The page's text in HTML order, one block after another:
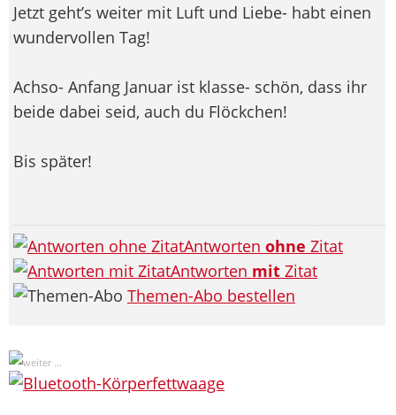
Jetzt geht’s weiter mit Luft und Liebe- habt einen
wundervollen Tag!
Achso- Anfang Januar ist klasse- schön, dass ihr
beide dabei seid, auch du Flöckchen!
Bis später!
Antworten ohne Zitat
Antworten mit Zitat
Themen-Abo bestellen